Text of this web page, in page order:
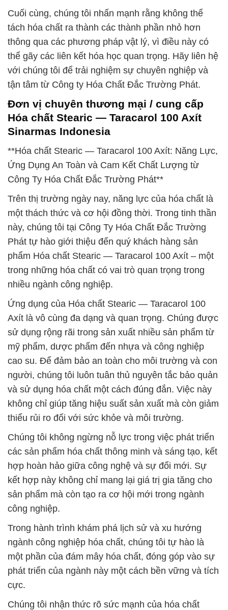
Cuối cùng, chúng tôi nhấn mạnh rằng không thể
tách hóa chất ra thành các thành phần nhỏ hơn
thông qua các phương pháp vật lý, vì điều này có
thể gãy các liên kết hóa học quan trọng. Hãy liên hệ
với chúng tôi để trải nghiệm sự chuyên nghiệp và
tận tâm từ Công ty Hóa Chất Đắc Trường Phát.
Đơn vị chuyên thương mại / cung cấp
Hóa chất Stearic — Taracarol 100 Axít
Sinarmas Indonesia
**Hóa chất Stearic — Taracarol 100 Axít: Năng Lực,
Ứng Dụng An Toàn và Cam Kết Chất Lượng từ
Công Ty Hóa Chất Đắc Trường Phát**
Trên thị trường ngày nay, năng lực của hóa chất là
một thách thức và cơ hội đồng thời. Trong tinh thần
này, chúng tôi tại Công Ty Hóa Chất Đắc Trường
Phát tự hào giới thiệu đến quý khách hàng sản
phẩm Hóa chất Stearic — Taracarol 100 Axít – một
trong những hóa chất có vai trò quan trọng trong
nhiều ngành công nghiệp.
Ứng dụng của Hóa chất Stearic — Taracarol 100
Axít là vô cùng đa dạng và quan trọng. Chúng được
sử dụng rộng rãi trong sản xuất nhiều sản phẩm từ
mỹ phẩm, dược phẩm đến nhựa và công nghiệp
cao su. Để đảm bảo an toàn cho môi trường và con
người, chúng tôi luôn tuân thủ nguyên tắc bảo quản
và sử dụng hóa chất một cách đúng đắn. Việc này
không chỉ giúp tăng hiệu suất sản xuất mà còn giảm
thiểu rủi ro đối với sức khỏe và môi trường.
Chúng tôi không ngừng nỗ lực trong việc phát triển
các sản phẩm hóa chất thông minh và sáng tạo, kết
hợp hoàn hảo giữa công nghệ và sự đổi mới. Sự
kết hợp này không chỉ mang lại giá trị gia tăng cho
sản phẩm mà còn tạo ra cơ hội mới trong ngành
công nghiệp.
Trong hành trình khám phá lịch sử và xu hướng
ngành công nghiệp hóa chất, chúng tôi tự hào là
một phần của đám mây hóa chất, đóng góp vào sự
phát triển của ngành này một cách bền vững và tích
cực.
Chúng tôi nhận thức rõ sức mạnh của hóa chất